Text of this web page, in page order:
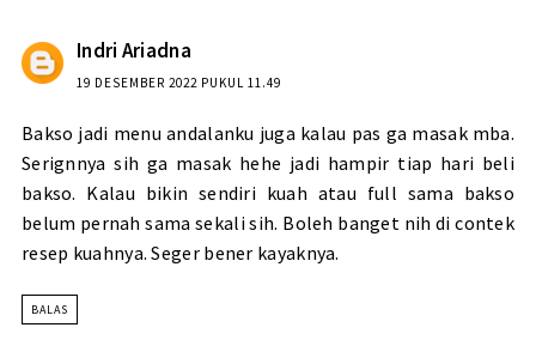
Indri Ariadna
19 DESEMBER 2022 PUKUL 11.49
Bakso jadi menu andalanku juga kalau pas ga masak mba.
Serignnya sih ga masak hehe jadi hampir tiap hari beli
bakso. Kalau bikin sendiri kuah atau full sama bakso
belum pernah sama sekali sih. Boleh banget nih di contek
resep kuahnya. Seger bener kayaknya.
BALAS